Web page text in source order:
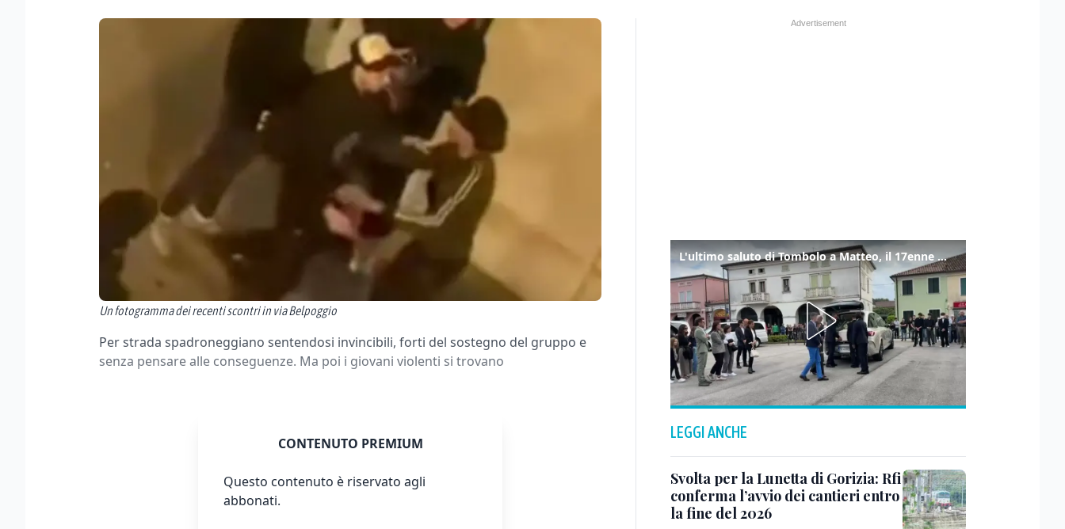
Un fotogramma dei recenti scontri in via Belpoggio
Per strada spadroneggiano sentendosi invincibili, forti del sostegno del gruppo e
senza pensare alle conseguenze. Ma poi i giovani violenti si trovano
CONTENUTO PREMIUM
Questo contenuto è riservato agli
abbonati.
L'ultimo saluto di Tombolo a Matteo, il 17enne morto di tumore. Il video
LEGGI ANCHE
Svolta per la Lunetta di Gorizia: Rfi
conferma l’avvio dei cantieri entro
la fine del 2026